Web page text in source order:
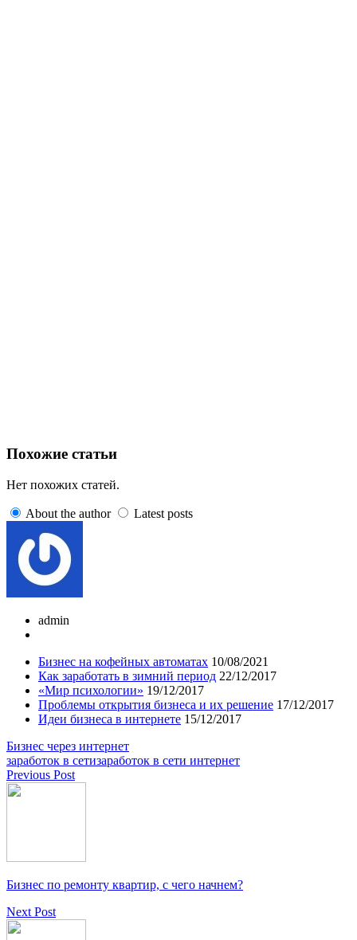
Похожие статьи
Нет похожих статей.
About the author Latest posts
admin
Бизнес на кофейных автоматах 10/08/2021
Как заработать в зимний период 22/12/2017
«Мир психологии» 19/12/2017
Проблемы открытия бизнеса и их решение 17/12/2017
Идеи бизнеса в интернете 15/12/2017
Бизнес через интернет
заработок в сетизаработок в сети интернет
Previous Post
Бизнес по ремонту квартир, с чего начнем?
Next Post